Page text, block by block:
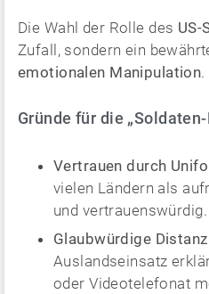
Die Wahl der Rolle des US-
Zufall, sondern ein
emotionalen Manipulation.
Gründe für die
Vertrauen durch
vielen Ländern als
und vertrauenswürdig.
Glaubwürdige Distanz
Auslandseinsatz
oder Videotelefonat